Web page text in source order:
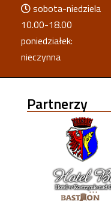
sobota-niedziela
10.00-18.00
poniedziałek:
nieczynna
Partnerzy